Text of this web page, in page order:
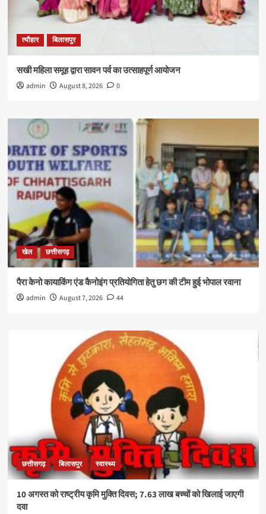
त्यौहार बिलासपुर
सखी महिला समूह द्वारा सावन पर्व का उत्साहपूर्ण आयोजन
admin August 8, 2026 0
खेल छत्तीसगढ़
पैरा केनो कायाकिंग एंड कैनोइंग प्रतियोगिता हेतु छग की टीम हुई भोपाल रवाना
admin August 7, 2026 44
छत्तीसगढ़ बिलासपुर स्वास्थ्य
10 अगस्त को राष्ट्रीय कृमि मुक्ति दिवस; 7.63 लाख बच्चों को खिलाई जाएगी
दवा